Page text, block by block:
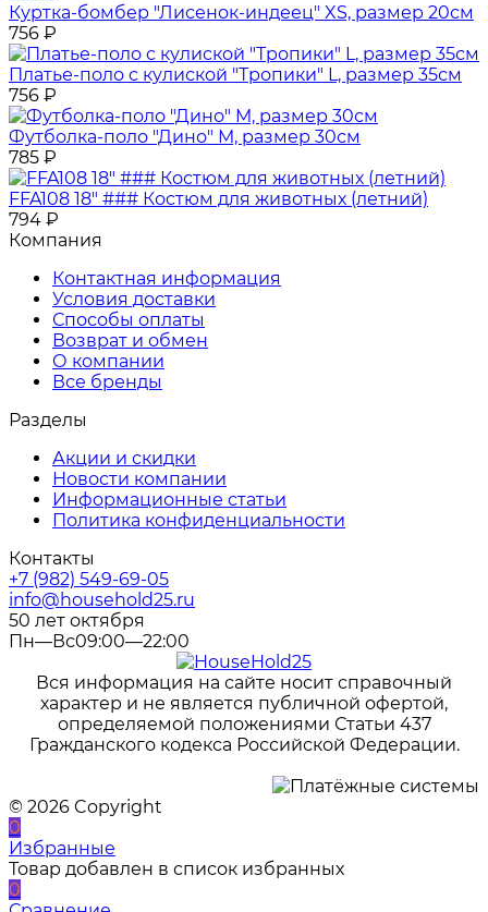
Куртка-бомбер "Лисенок-индеец" XS, размер 20см
756 ₽
Платье-поло с кулиской "Тропики" L, размер 35см
756 ₽
Футболка-поло "Дино" M, размер 30см
785 ₽
FFA108 18" ### Костюм для животных (летний)
794 ₽
Компания
Контактная информация
Условия доставки
Способы оплаты
Возврат и обмен
О компании
Все бренды
Разделы
Акции и скидки
Новости компании
Информационные статьи
Политика конфиденциальности
Контакты
+7 (982) 549-69-05
info@household25.ru
50 лет октября
Пн—Вс09:00—22:00
Вся информация на сайте носит справочный
характер и не является публичной офертой,
определяемой положениями Статьи 437
Гражданского кодекса Российской Федерации.
© 2026 Copyright
0
Избранные
Товар добавлен в список избранных
0